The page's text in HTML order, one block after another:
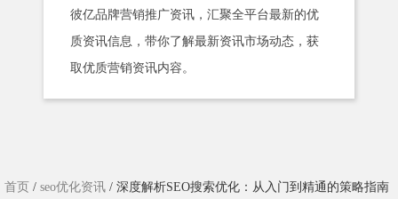
彼亿品牌营销推广资讯，汇聚全平台最新的优
质资讯信息，带你了解最新资讯市场动态，获
取优质营销资讯内容。
首页 / seo优化资讯 / 深度解析SEO搜索优化：从入门到精通的策略指南